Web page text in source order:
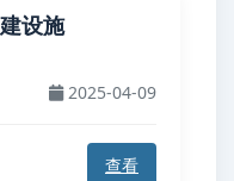
设施
2025-04-09
查看